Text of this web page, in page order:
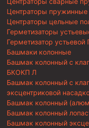
Центраторы
Центраторы цельные
Герметизаторы
Герметизатор устьевой
Башмаки колонные
Башмак колонный с
БКОКП Л
Башмак колонный с
эксцентриковой
Башмак колонный
Башмак колонный
Башмак колонный